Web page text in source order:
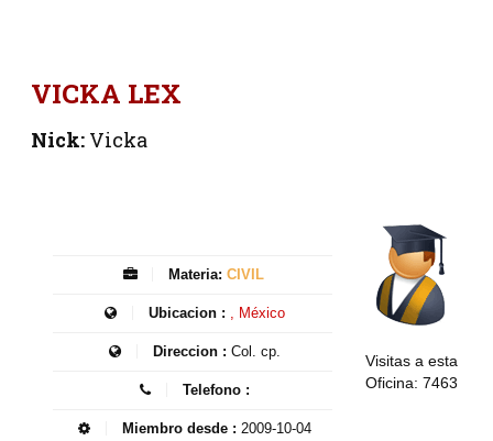
VICKA LEX
Nick:Vicka
Materia: CIVIL
Ubicacion : , México
Direccion : Col. cp.
Telefono :
Miembro desde : 2009-10-04
Visitas a esta
Oficina: 7463